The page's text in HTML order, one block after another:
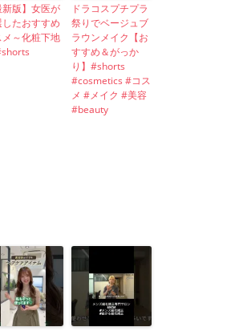
新版】女医が
したおすすめ
メ～化粧下地
ドラコスプチプラ
祭りでベージュブ
ラウンメイク【お
すすめ＆がっか
り】#shorts
#cosmetics #コス
メ #メイク #美容
#beauty